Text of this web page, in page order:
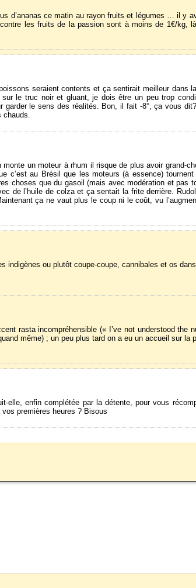
d’ananas ce matin au rayon fruits et légumes … il y
les fruits de la passion sont à moins de 1€/kg,
seraient contents et ça sentirait meilleur dans
le truc noir et gluant, je dois être un peu trop
garder le sens des réalités. Bon, il fait -8°, ça vous
un moteur à rhum il risque de plus avoir grand-
c’est au Brésil que les moteurs (à essence)
choses que du gasoil (mais avec modération et pas
de l’huile de colza et ça sentait la frite derrière.
ça ne vaut plus le coup ni le coût, vu
indigènes ou plutôt coupe-coupe, cannibales et os dans
rasta incompréhensible (« I’ve not understood the
même) ; un peu plus tard on a eu un accueil sur la
elle, enfin complétée par la détente, pour vous
premières heures ? Bisous